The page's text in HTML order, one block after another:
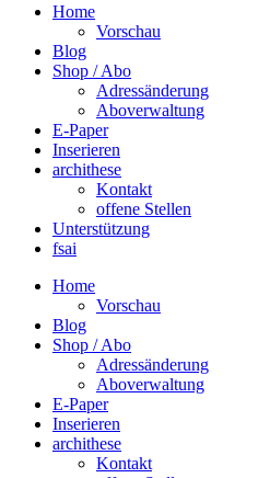
Home
Vorschau
Blog
Shop / Abo
Adressänderung
Aboverwaltung
E-Paper
Inserieren
archithese
Kontakt
offene Stellen
Unterstützung
fsai
Home
Vorschau
Blog
Shop / Abo
Adressänderung
Aboverwaltung
E-Paper
Inserieren
archithese
Kontakt